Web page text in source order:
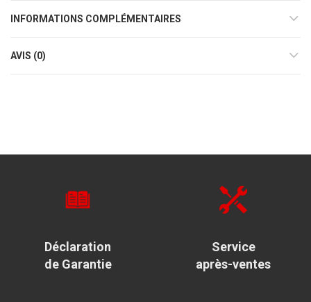
INFORMATIONS COMPLÉMENTAIRES
AVIS (0)
Déclaration
de Garantie
Service
après-ventes